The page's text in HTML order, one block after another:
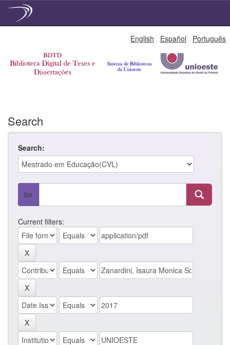
English Español Português
Search
Search:
for
Current filters: